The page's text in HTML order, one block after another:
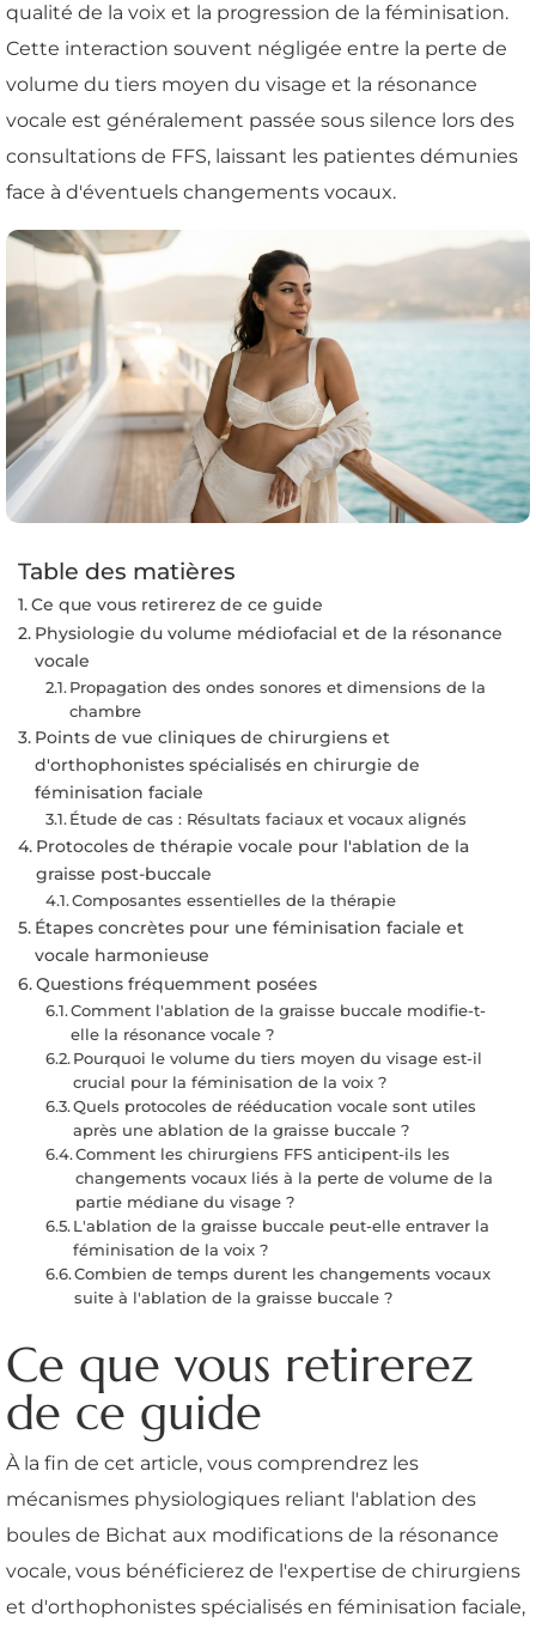
qualité de la voix et la progression de la féminisation.
Cette interaction souvent négligée entre la perte de
volume du tiers moyen du visage et la résonance
vocale est généralement passée sous silence lors des
consultations de FFS, laissant les patientes démunies
face à d'éventuels changements vocaux.
Table des matières
Ce que vous retirerez de ce guide
Physiologie du volume médiofacial et de la résonance
vocale
Propagation des ondes sonores et dimensions de la
chambre
Points de vue cliniques de chirurgiens et
d'orthophonistes spécialisés en chirurgie de
féminisation faciale
Étude de cas : Résultats faciaux et vocaux alignés
Protocoles de thérapie vocale pour l'ablation de la
graisse post-buccale
Composantes essentielles de la thérapie
Étapes concrètes pour une féminisation faciale et
vocale harmonieuse
Questions fréquemment posées
Comment l'ablation de la graisse buccale modifie-t-
elle la résonance vocale ?
Pourquoi le volume du tiers moyen du visage est-il
crucial pour la féminisation de la voix ?
Quels protocoles de rééducation vocale sont utiles
après une ablation de la graisse buccale ?
Comment les chirurgiens FFS anticipent-ils les
changements vocaux liés à la perte de volume de la
partie médiane du visage ?
L'ablation de la graisse buccale peut-elle entraver la
féminisation de la voix ?
Combien de temps durent les changements vocaux
suite à l'ablation de la graisse buccale ?
Ce que vous retirerez
de ce guide
À la fin de cet article, vous comprendrez les
mécanismes physiologiques reliant l'ablation des
boules de Bichat aux modifications de la résonance
vocale, vous bénéficierez de l'expertise de chirurgiens
et d'orthophonistes spécialisés en féminisation faciale,